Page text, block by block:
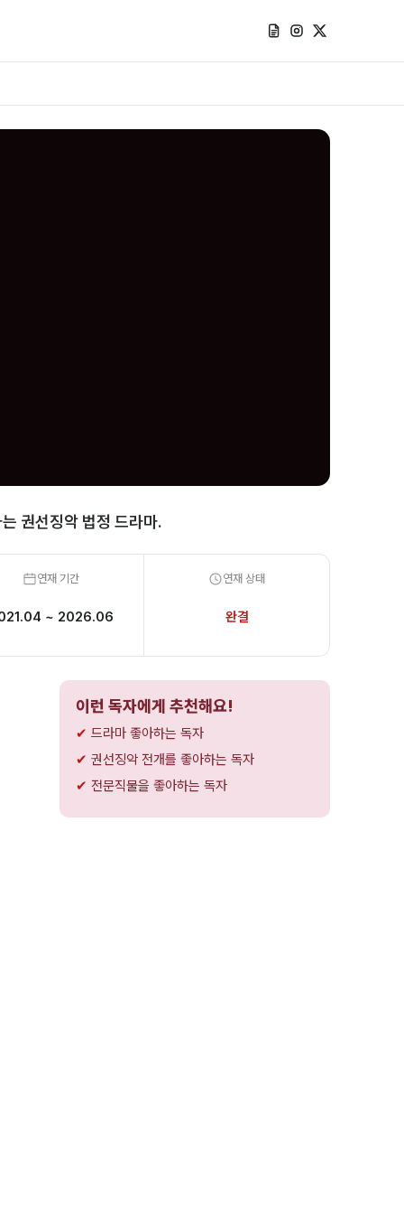
권선징악 법정 드라마.
연재 기간
~ 2026.06
연재 상태
완결
이런 독자에게 추천해요!
드라마 좋아하는 독자
권선징악 전개를 좋아하는 독자
전문직물을 좋아하는 독자